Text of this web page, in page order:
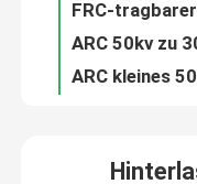
Bitte um ein
Elektrisches
Brandprüfgeräte